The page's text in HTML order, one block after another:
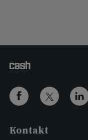
Kontakt